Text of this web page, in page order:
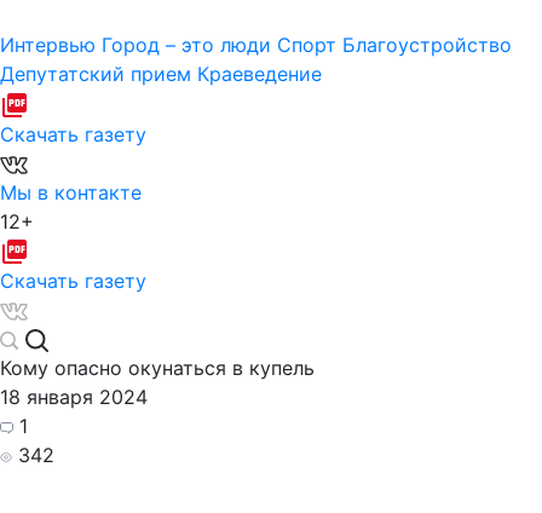
Интервью Город – это люди Спорт Благоустройство
Депутатский прием Краеведение
Скачать газету
Мы в контакте
12+
Скачать газету
Кому опасно окунаться в купель
18 января 2024
1
342